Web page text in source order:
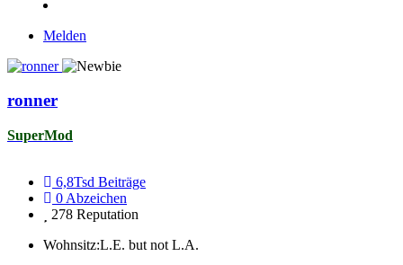
Melden
ronner
SuperMod
6,8Tsd Beiträge
0 Abzeichen
278 Reputation
Wohnsitz:L.E. but not L.A.